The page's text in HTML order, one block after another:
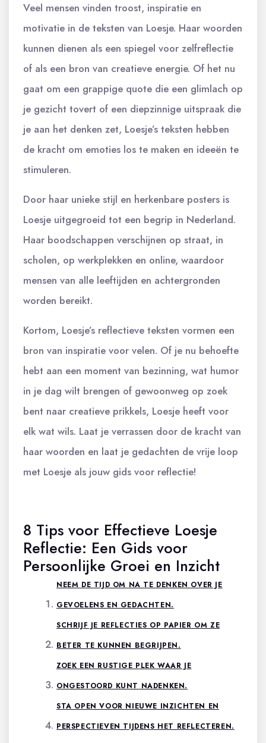
Veel mensen vinden troost, inspiratie en
motivatie in de teksten van Loesje. Haar woorden
kunnen dienen als een spiegel voor zelfreflectie
of als een bron van creatieve energie. Of het nu
gaat om een grappige quote die een glimlach op
je gezicht tovert of een diepzinnige uitspraak die
je aan het denken zet, Loesje’s teksten hebben
de kracht om emoties los te maken en ideeën te
stimuleren.
Door haar unieke stijl en herkenbare posters is
Loesje uitgegroeid tot een begrip in Nederland.
Haar boodschappen verschijnen op straat, in
scholen, op werkplekken en online, waardoor
mensen van alle leeftijden en achtergronden
worden bereikt.
Kortom, Loesje’s reflectieve teksten vormen een
bron van inspiratie voor velen. Of je nu behoefte
hebt aan een moment van bezinning, wat humor
in je dag wilt brengen of gewoonweg op zoek
bent naar creatieve prikkels, Loesje heeft voor
elk wat wils. Laat je verrassen door de kracht van
haar woorden en laat je gedachten de vrije loop
met Loesje als jouw gids voor reflectie!
8 Tips voor Effectieve Loesje
Reflectie: Een Gids voor
Persoonlijke Groei en Inzicht
NEEM DE TIJD OM NA TE DENKEN OVER JE
GEVOELENS EN GEDACHTEN.
SCHRIJF JE REFLECTIES OP PAPIER OM ZE
BETER TE KUNNEN BEGRIJPEN.
ZOEK EEN RUSTIGE PLEK WAAR JE
ONGESTOORD KUNT NADENKEN.
STA OPEN VOOR NIEUWE INZICHTEN EN
PERSPECTIEVEN TIJDENS HET REFLECTEREN.